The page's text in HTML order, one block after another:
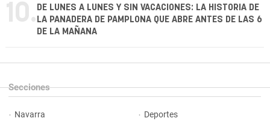
10. DE LUNES A LUNES Y SIN VACACIONES: LA HISTORIA DE
LA PANADERA DE PAMPLONA QUE ABRE ANTES DE LAS 6
DE LA MAÑANA
Secciones
Navarra Deportes